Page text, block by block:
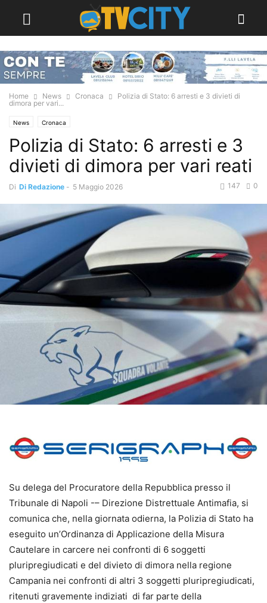
Home News Cronaca
Polizia di Stato: 6 arresti e 3 divieti di
dimora per vari...
News Cronaca
Polizia di Stato: 6 arresti e 3
divieti di dimora per vari reati
Di Di Redazione - 5 Maggio 2026 0
147
Su delega del Procuratore della Repubblica presso il
Tribunale di Napoli -– Direzione Distrettuale Antimafia, si
comunica che, nella giornata odierna, la Polizia di Stato ha
eseguito un’Ordinanza di Applicazione della Misura
Cautelare in carcere nei confronti di 6 soggetti
pluripregiudicati e del divieto di dimora nella regione
Campania nei confronti di altri 3 soggetti pluripregiudicati,
ritenuti gravemente indiziati di far parte della